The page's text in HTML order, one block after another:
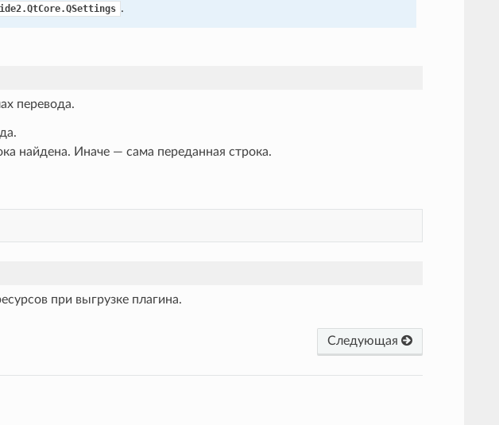
.
перевода.
найдена. Иначе — сама переданная строка.
при выгрузке плагина.
Следующая